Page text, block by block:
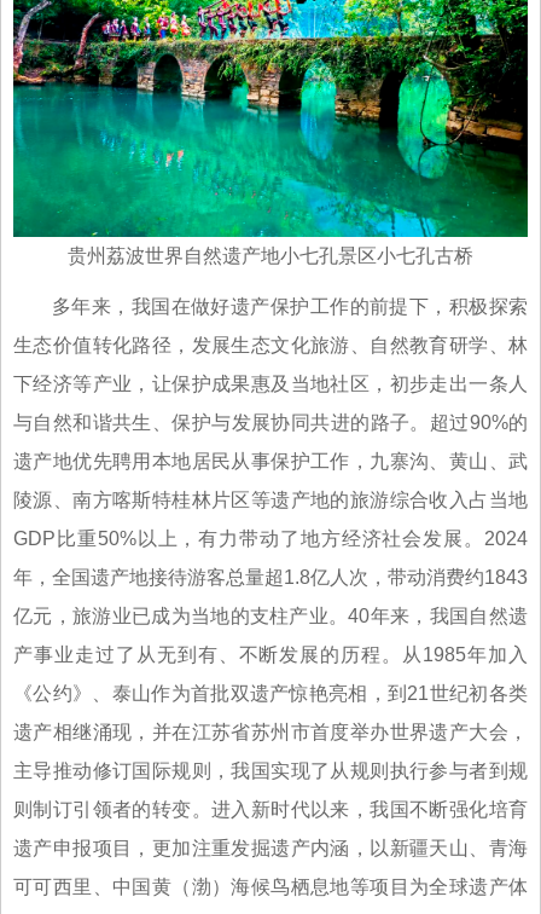
贵州荔波世界自然遗产地小七孔景区小七孔古桥
多年来，我国在做好遗产保护工作的前提下，积极探索
生态价值转化路径，发展生态文化旅游、自然教育研学、林
下经济等产业，让保护成果惠及当地社区，初步走出一条人
与自然和谐共生、保护与发展协同共进的路子。超过90%的
遗产地优先聘用本地居民从事保护工作，九寨沟、黄山、武
陵源、南方喀斯特桂林片区等遗产地的旅游综合收入占当地
GDP比重50%以上，有力带动了地方经济社会发展。2024
年，全国遗产地接待游客总量超1.8亿人次，带动消费约1843
亿元，旅游业已成为当地的支柱产业。40年来，我国自然遗
产事业走过了从无到有、不断发展的历程。从1985年加入
《公约》、泰山作为首批双遗产惊艳亮相，到21世纪初各类
遗产相继涌现，并在江苏省苏州市首度举办世界遗产大会，
主导推动修订国际规则，我国实现了从规则执行参与者到规
则制订引领者的转变。进入新时代以来，我国不断强化培育
遗产申报项目，更加注重发掘遗产内涵，以新疆天山、青海
可可西里、中国黄（渤）海候鸟栖息地等项目为全球遗产体